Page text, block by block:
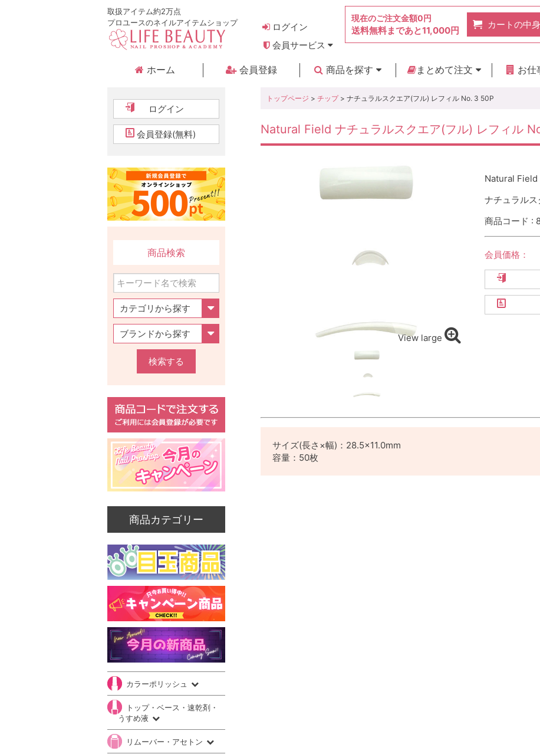
取扱アイテム約2万点
プロユースのネイルアイテムショップ
ログイン
会員サービス
現在のご注文金額0円
送料無料まであと11,000円
カートの中
ホーム 会員登録
商品を探す
まとめて注文
お仕
トップページ > チップ> ナチュラルスクエア(フル) レフィル No. 3 50P
Natural Field ナチュラルスクエア(フル) レフィル
View large
Natural Field
ナチュラル
商品コード :
会員価格：
サイズ(長さ×幅)：28.5×11.0mm
容量：50枚
ログイン
会員登録(無料)
商品検索
検索する
商品カテゴリー
カラーポリッシュ
トップ・ベース・速乾剤・
うすめ液
リムーバー・アセトン